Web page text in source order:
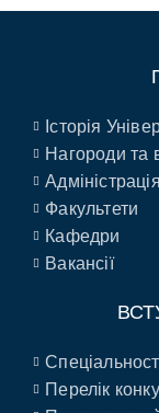
Історія
Нагороди та
Адміністрація
Факультети
Кафедри
Вакансії
Перелік